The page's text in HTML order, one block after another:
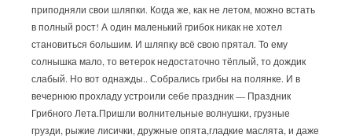
приподняли свои шляпки. Когда же, как не летом, можно встать
в полный рост! А один маленький грибок никак не хотел
становиться большим. И шляпку всё свою прятал. То ему
солнышка мало, то ветерок недостаточно тёплый, то дождик
слабый. Но вот однажды.. Собрались грибы на полянке. И в
вечернюю прохладу устроили себе праздник — Праздник
Грибного Лета.Пришли волнительные волнушки, грузные
грузди, рыжие лисички, дружные опята,гладкие маслята, и даже